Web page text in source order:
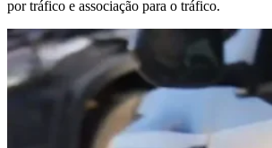
por tráfico e associação para o tráfico.